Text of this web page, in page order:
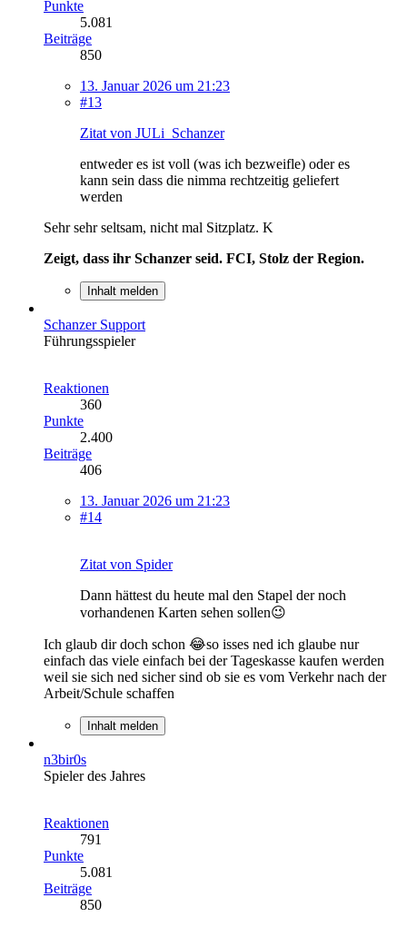
Punkte
5.081
Beiträge
850
13. Januar 2026 um 21:23
#13
Zitat von JULi_Schanzer
entweder es ist voll (was ich bezweifle) oder es
kann sein dass die nimma rechtzeitig geliefert
werden
Sehr sehr seltsam, nicht mal Sitzplatz. K
Zeigt, dass ihr Schanzer seid. FCI, Stolz der Region.
Inhalt melden
Schanzer Support
Führungsspieler
Reaktionen
360
Punkte
2.400
Beiträge
406
13. Januar 2026 um 21:23
#14
Zitat von Spider
Dann hättest du heute mal den Stapel der noch
vorhandenen Karten sehen sollen😉
Ich glaub dir doch schon 😂so isses ned ich glaube nur
einfach das viele einfach bei der Tageskasse kaufen werden
weil sie sich ned sicher sind ob sie es vom Verkehr nach der
Arbeit/Schule schaffen
Inhalt melden
n3bir0s
Spieler des Jahres
Reaktionen
791
Punkte
5.081
Beiträge
850